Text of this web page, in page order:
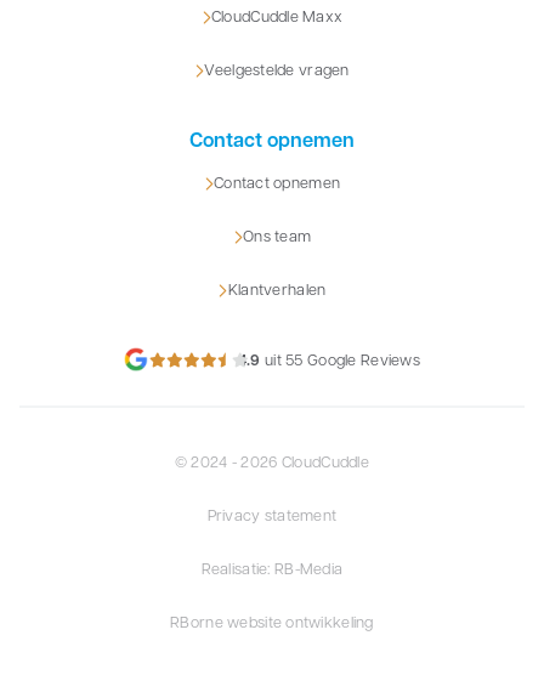
CloudCuddle Maxx
Veelgestelde vragen
Contact opnemen
Contact opnemen
Ons team
Klantverhalen
4.9 uit 55 Google Reviews
© 2024 - 2026 CloudCuddle
Privacy statement
Realisatie: RB-Media
RBorne website ontwikkeling